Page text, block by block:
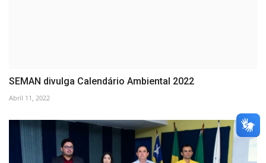
SEMAN divulga Calendário Ambiental 2022
Abril 11, 2022